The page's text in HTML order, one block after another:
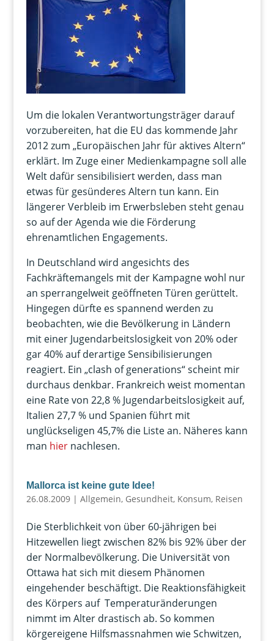
Um die lokalen Verantwortungsträger darauf
vorzubereiten, hat die EU das kommende Jahr
2012 zum „Europäischen Jahr für aktives Altern“
erklärt. Im Zuge einer Medienkampagne soll alle
Welt dafür sensibilisiert werden, dass man
etwas für gesünderes Altern tun kann. Ein
längerer Verbleib im Erwerbsleben steht genau
so auf der Agenda wie die Förderung
ehrenamtlichen Engagements.
In Deutschland wird angesichts des
Fachkräftemangels mit der Kampagne wohl nur
an sperrangelweit geöffneten Türen gerüttelt.
Hingegen dürfte es spannend werden zu
beobachten, wie die Bevölkerung in Ländern
mit einer Jugendarbeitslosigkeit von 20% oder
gar 40% auf derartige Sensibilisierungen
reagiert. Ein „clash of generations“ scheint mir
durchaus denkbar. Frankreich weist momentan
eine Rate von 22,8 % Jugendarbeitslosigkeit auf,
Italien 27,7 % und Spanien führt mit
unglückseligen 45,7% die Liste an. Näheres kann
man hiernachlesen.
Mallorca ist keine gute Idee!
26.08.2009| Allgemein, Gesundheit, Konsum, Reisen
Die Sterblichkeit von über 60-jährigen bei
Hitzewellen liegt zwischen 82% bis 92% über der
der Normalbevölkerung. Die Universität von
Ottawa hat sich mit diesem Phänomen
eingehender beschäftigt. Die Reaktionsfähigkeit
des Körpers auf Temperaturänderungen
nimmt im Alter drastisch ab. So kommen
körgereigene Hilfsmassnahmen wie Schwitzen,